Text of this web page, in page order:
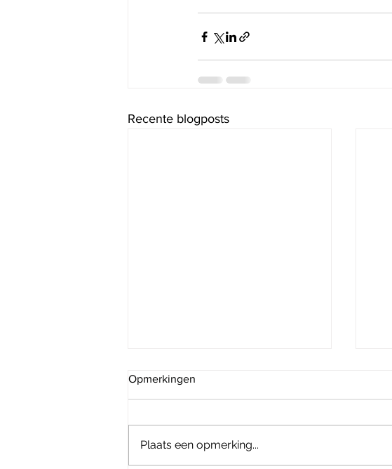
Recente blogposts
Opmerkingen
Plaats een opmerking...